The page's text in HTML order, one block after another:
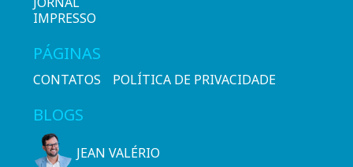
IMPRESSO
PÁGINAS
CONTATOS POLÍTICA DE PRIVACIDADE
BLOGS
JEAN VALÉRIO